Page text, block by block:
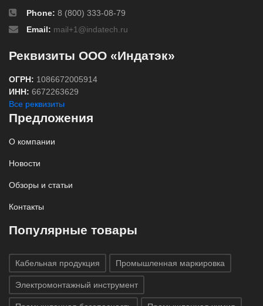
Phone: 8 (800) 333-08-79
Email: mail+1@indatech.ru
Реквизиты ООО «Индатэк»
ОГРН: 1086672005914
ИНН: 6672263629
Все реквизиты
Предложения
О компании
Новости
Обзоры и статьи
Контакты
Популярные товары
Кабельная продукция Промышленная маркировка
Электромонтажный инструмент